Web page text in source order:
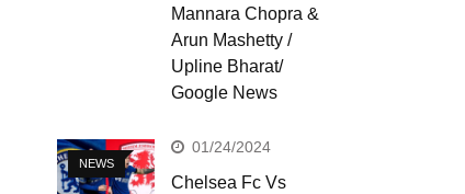
Mannara Chopra &
Arun Mashetty /
Upline Bharat/
Google News
NEWS
01/24/2024
Chelsea Fc Vs